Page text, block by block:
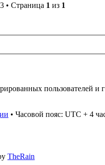
• Страница 1 из 1
пользователей и
• Часовой пояс: UTC + 4
TheRain